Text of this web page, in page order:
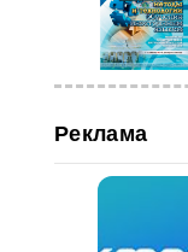
Реклама